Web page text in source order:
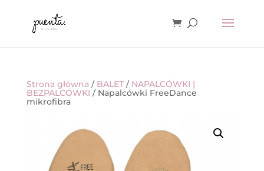
Strona główna / BALET/ NAPALCÓWKI |
BEZPALCÓWKI / Napalcówki FreeDance
mikrofibra